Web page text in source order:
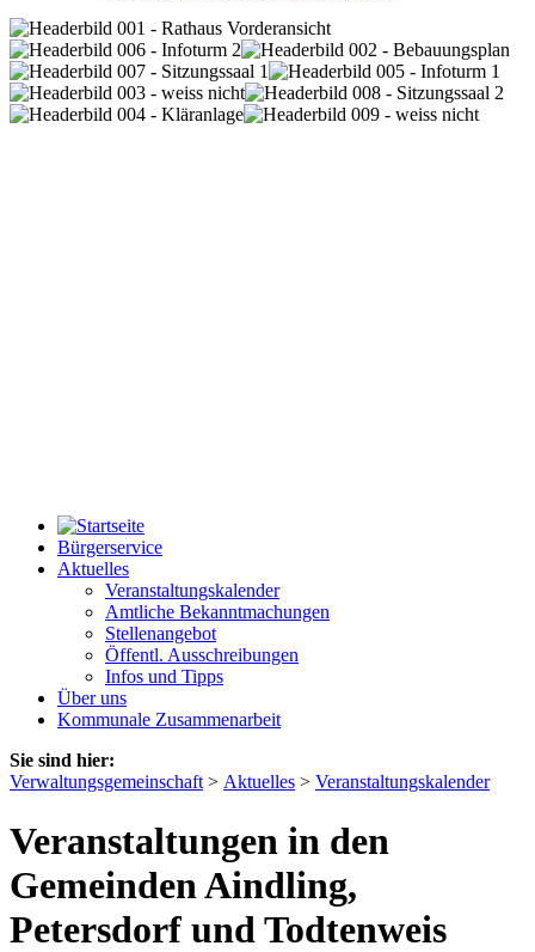
Bürgerservice
Aktuelles
Veranstaltungskalender
Amtliche Bekanntmachungen
Stellenangebot
Öffentl. Ausschreibungen
Infos und Tipps
Über uns
Kommunale Zusammenarbeit
Sie sind hier:
Verwaltungsgemeinschaft > Aktuelles > Veranstaltungskalender
Veranstaltungen in den
Gemeinden Aindling,
Petersdorf und Todtenweis